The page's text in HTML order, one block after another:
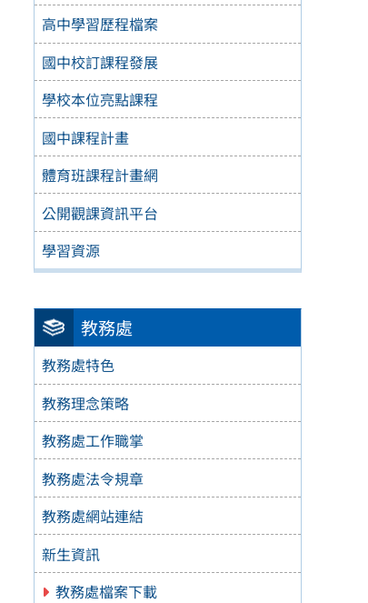
高中學習歷程檔案
國中校訂課程發展
學校本位亮點課程
國中課程計畫
體育班課程計畫網
公開觀課資訊平台
學習資源
教務處
教務處特色
教務理念策略
教務處工作職掌
教務處法令規章
教務處網站連結
新生資訊
教務處檔案下載